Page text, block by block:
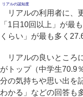
リアルの認知度
リアルの利用者に、
「1日10回以上」が最
くらい」が最も多く
リアルの良いところ
がトップ（中学生70.9
分の気持ちや思い出を
わかる」などの回答も